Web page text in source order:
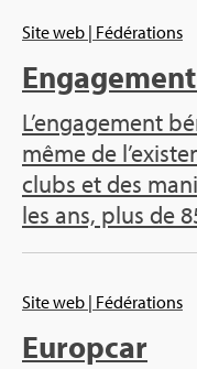
Site web | Fédérations
L’engagement
même de
clubs et des
les ans, plus de
Site web | Fédérations
Europcar